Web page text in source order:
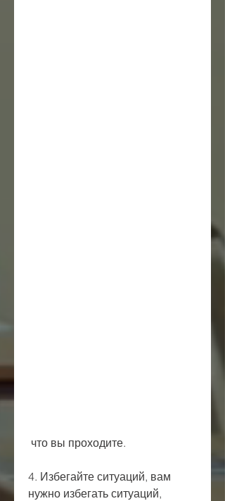
что вы проходите.
4. Избегайте ситуаций, вам
нужно избегать ситуаций,